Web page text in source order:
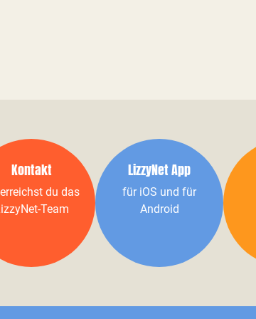
Kontakt
du das
Team
LizzyNet App
für iOS und für
Android